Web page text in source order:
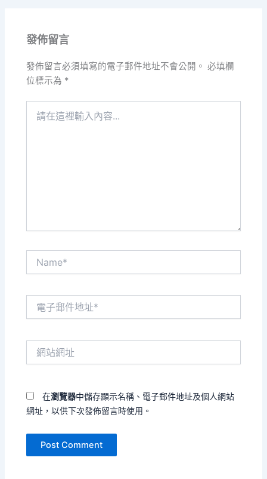
發佈留言
發佈留言必須填寫的電子郵件地址不會公開。 必填欄
位標示為 *
在瀏覽器中儲存顯示名稱、電子郵件地址及個人網站
網址，以供下次發佈留言時使用。